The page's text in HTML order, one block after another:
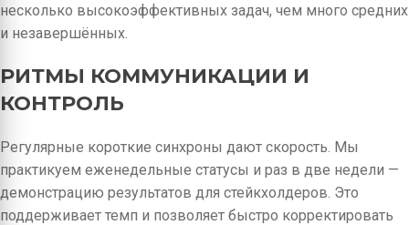
несколько высокоэффективных задач, чем много средних
и незавершённых.
РИТМЫ КОММУНИКАЦИИ И
КОНТРОЛЬ
Регулярные короткие синхроны дают скорость. Мы
практикуем еженедельные статусы и раз в две недели —
демонстрацию результатов для стейкхолдеров. Это
поддерживает темп и позволяет быстро корректировать